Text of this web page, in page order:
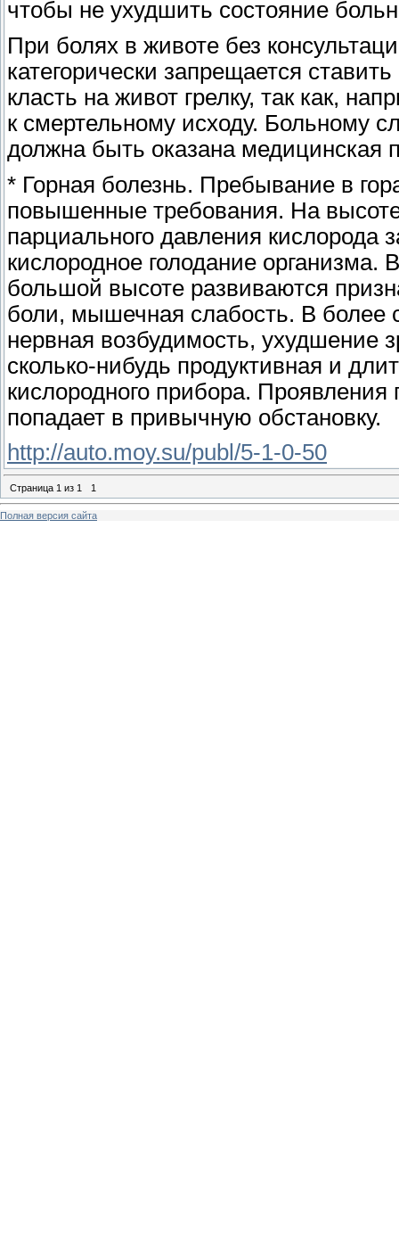
чтобы не ухудшить состояние
При болях в животе без
категорически запрещается
класть на живот грелку, так как,
к смертельному исходу. Больному
должна быть оказана медицинская
* Горная болезнь. Пребывание в
повышенные требования. На
парциального давления кислорода
кислородное голодание организма.
большой высоте развиваются
боли, мышечная слабость. В более
нервная возбудимость, ухудшение
сколько-нибудь продуктивная и
кислородного прибора. Проявления
попадает в привычную обстановку.
http://auto.moy.su/publ/5-1-0-50
Страница 1 из 1 1
Полная версия сайта